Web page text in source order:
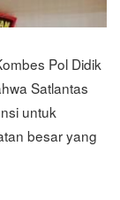
Pol Didik
Satlantas
untuk
besar yang